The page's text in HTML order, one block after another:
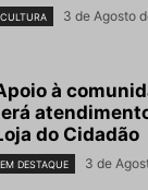
CULTURA 3 de Agosto
à
do Cidadão
EM DESTAQUE 3 de